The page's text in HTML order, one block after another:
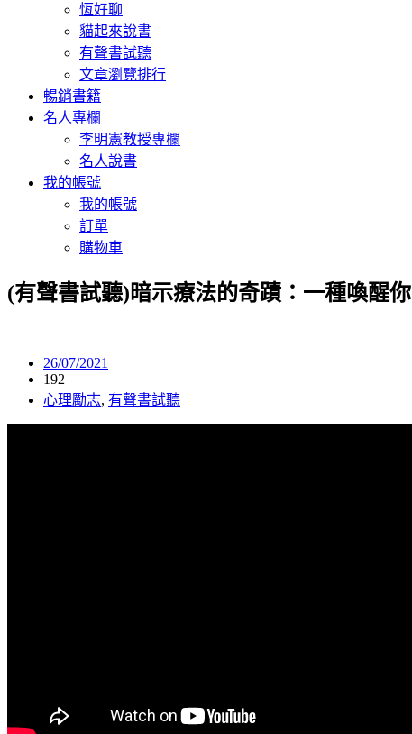
恆好聊
貓起來說書
有聲書試聽
文章瀏覽排行
暢銷書籍
名人專欄
李明憲教授專欄
名人說書
我的帳號
我的帳號
訂單
購物車
(有聲書試聽)暗示療法的奇蹟：一種喚醒
26/07/2021
192
心理勵志, 有聲書試聽